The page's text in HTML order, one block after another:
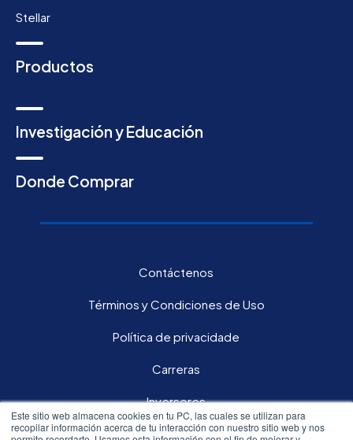
Este sitio web almacena cookies en tu PC, las cuales se utilizan para
recopilar información acerca de tu interacción con nuestro sitio web y nos
Stellar
Productos
Investigación y Educación
Donde Comprar
Contáctenos
Términos y Condiciones de Uso
Política de privacidade
Carreras
Inversores